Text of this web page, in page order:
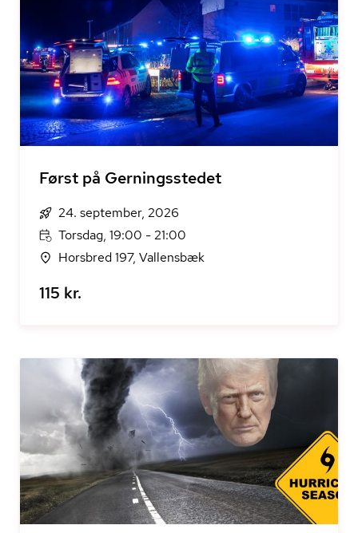
Først på Gerningsstedet
24. september, 2026
Torsdag, 19:00 - 21:00
Horsbred 197, Vallensbæk
115 kr.